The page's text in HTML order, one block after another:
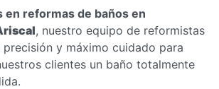
en reformas de baños en
, nuestro equipo de reformistas
y máximo cuidado para
clientes un baño totalmente